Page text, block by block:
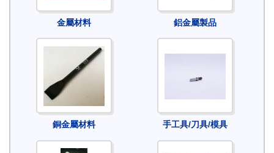
金屬材料 鋁金屬製品
銅金屬材料 手工具/刀具/模具